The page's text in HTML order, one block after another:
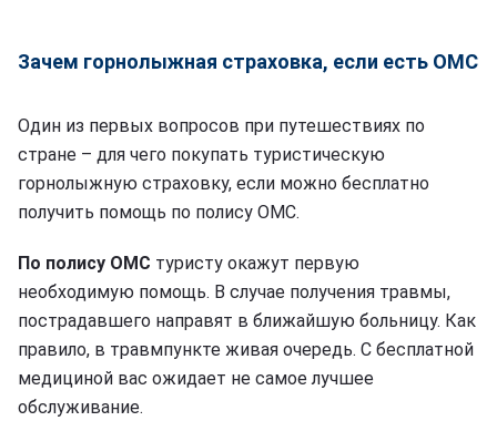
Зачем горнолыжная страховка, если есть ОМС
Один из первых вопросов при путешествиях по
стране – для чего покупать туристическую
горнолыжную страховку, если можно бесплатно
получить помощь по полису ОМС.
По полису ОМС туристу окажут первую
необходимую помощь. В случае получения травмы,
пострадавшего направят в ближайшую больницу. Как
правило, в травмпункте живая очередь. С бесплатной
медициной вас ожидает не самое лучшее
обслуживание.